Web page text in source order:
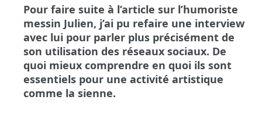
Pour faire suite à l’article sur l’humoriste
messin Julien, j’ai pu refaire une interview
avec lui pour parler plus précisément de
son utilisation des réseaux sociaux. De
quoi mieux comprendre en quoi ils sont
essentiels pour une activité artistique
comme la sienne.